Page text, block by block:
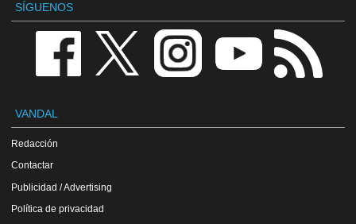
SÍGUENOS
VANDAL
Redacción
Contactar
Publicidad / Advertising
Política de privacidad